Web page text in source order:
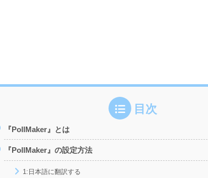
目次
『PollMaker』とは
『PollMaker』の設定方法
1:日本語に翻訳する